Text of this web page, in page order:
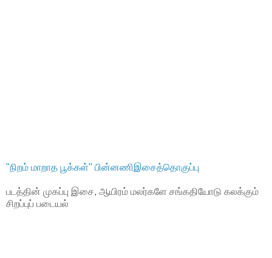
"நிறம் மாறாத பூக்கள்" பின்னணிஇசைத்தொகுப்பு
படத்தின் முகப்பு இசை, ஆயிரம் மலர்களே சங்கதியோடு கலக்கும்
சிறப்புப் படையல்